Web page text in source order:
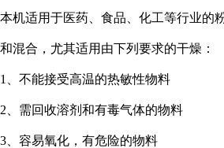
本机适用于医药、食品、化工等行业的
和混合，尤其适用由下列要求的干燥：
1、不能接受高温的热敏性物料
2、需回收溶剂和有毒气体的物料
3、容易氧化，有危险的物料